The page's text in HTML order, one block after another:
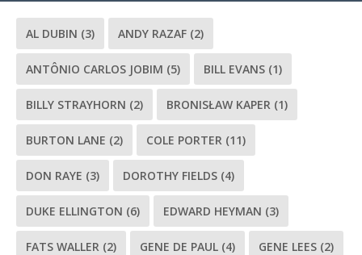
AL DUBIN (3) ANDY RAZAF (2)
ANTÔNIO CARLOS JOBIM (5) BILL EVANS (1)
BILLY STRAYHORN (2) BRONISŁAW KAPER (1)
BURTON LANE (2) COLE PORTER (11)
DON RAYE (3) DOROTHY FIELDS (4)
DUKE ELLINGTON (6) EDWARD HEYMAN (3)
FATS WALLER (2) GENE DE PAUL (4) GENE LEES (2)